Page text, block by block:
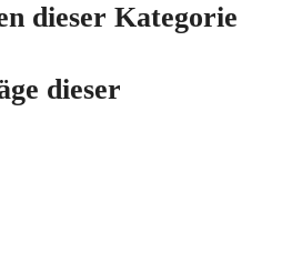
dieser Kategorie
dieser